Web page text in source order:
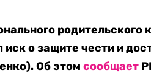
родительского
о защите чести и
Об этомсообщает